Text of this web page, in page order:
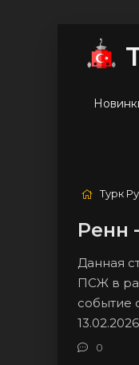
Турк
Ренн
Данная
ПСЖ в
событие
0